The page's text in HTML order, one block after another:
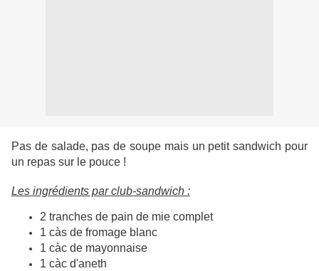
Pas de salade, pas de soupe mais un petit sandwich pour
un repas sur le pouce !
Les ingrédients par club-sandwich :
2 tranches de pain de mie complet
1 càs de fromage blanc
1 càc de mayonnaise
1 càc d'aneth